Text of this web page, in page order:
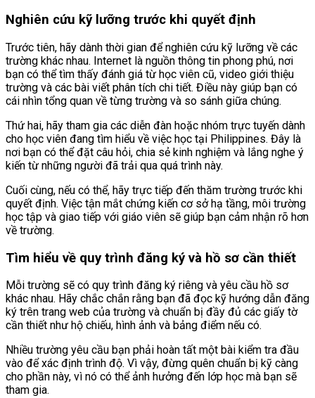
Nghiên cứu kỹ lưỡng trước khi quyết định
Trước tiên, hãy dành thời gian để nghiên cứu kỹ lưỡng về các
trường khác nhau. Internet là nguồn thông tin phong phú, nơi
bạn có thể tìm thấy đánh giá từ học viên cũ, video giới thiệu
trường và các bài viết phân tích chi tiết. Điều này giúp bạn có
cái nhìn tổng quan về từng trường và so sánh giữa chúng.
Thứ hai, hãy tham gia các diễn đàn hoặc nhóm trực tuyến dành
cho học viên đang tìm hiểu về việc học tại Philippines. Đây là
nơi bạn có thể đặt câu hỏi, chia sẻ kinh nghiệm và lắng nghe ý
kiến từ những người đã trải qua quá trình này.
Cuối cùng, nếu có thể, hãy trực tiếp đến thăm trường trước khi
quyết định. Việc tận mắt chứng kiến cơ sở hạ tầng, môi trường
học tập và giao tiếp với giáo viên sẽ giúp bạn cảm nhận rõ hơn
về trường.
Tìm hiểu về quy trình đăng ký và hồ sơ cần thiết
Mỗi trường sẽ có quy trình đăng ký riêng và yêu cầu hồ sơ
khác nhau. Hãy chắc chắn rằng bạn đã đọc kỹ hướng dẫn đăng
ký trên trang web của trường và chuẩn bị đầy đủ các giấy tờ
cần thiết như hộ chiếu, hình ảnh và bảng điểm nếu có.
Nhiều trường yêu cầu bạn phải hoàn tất một bài kiểm tra đầu
vào để xác định trình độ. Vì vậy, đừng quên chuẩn bị kỹ càng
cho phần này, vì nó có thể ảnh hưởng đến lớp học mà bạn sẽ
tham gia.